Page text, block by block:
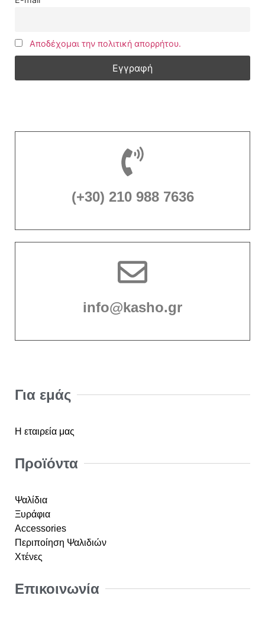
Αποδέχομαι την πολιτική απορρήτου.
(+30) 210 988 7636
info@kasho.gr
Για εμάς
Η εταιρεία μας
Προϊόντα
Ψαλίδια
Ξυράφια
Accessories
Περιποίηση Ψαλιδιών
Χτένες
Επικοινωνία